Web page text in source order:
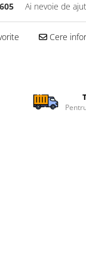
Ai nevoie de
Cere